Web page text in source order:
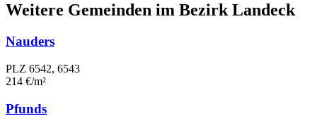
Weitere Gemeinden im Bezirk Landeck
Nauders
PLZ 6542, 6543
214 €/m²
Pfunds